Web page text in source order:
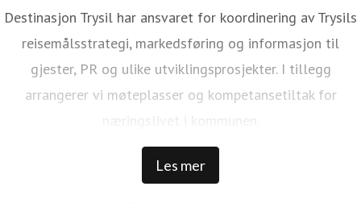
Les mer
Destinasjon Trysil har ansvaret for koordinering av Trysils
reisemålsstrategi, markedsføring og informasjon til
gjester, PR og ulike utviklingsprosjekter. I tillegg
arrangerer vi møteplasser og kompetansetiltak for
næringslivet i kommunen.
Trysil er Norges største ski- og stisykkeldestinasjon. Vi har